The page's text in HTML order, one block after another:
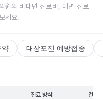
원의 비대면 진료비, 대면 진료
세요.
약 대상포진 예방접종
진료 방식 건강